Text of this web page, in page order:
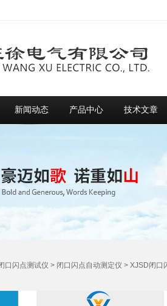
新闻动态 产品中心 技术文章
口闪点测试仪 > 闭口闪点自动测定仪 > XJSD闭口